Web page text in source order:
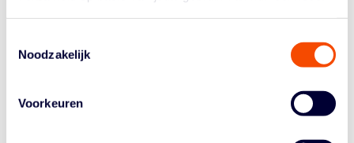
Noodzakelijk
Voorkeuren
had thuis niet al te veel problemen met Keyser Capital
BASKETBALL CUP
van de Basketball Cup bij de vrouwen op het